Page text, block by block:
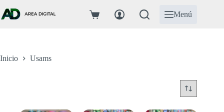
al
contenido
Carro
Menú
Inicio Usams